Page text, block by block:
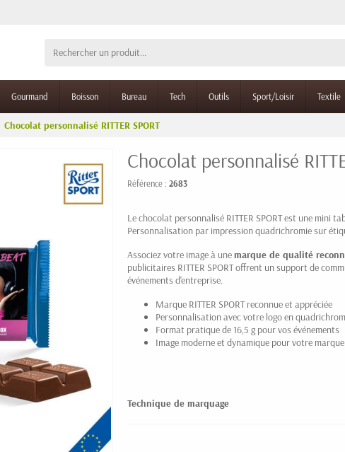
Gourmand Boisson Bureau Tech Outils Sport/Loisir Textile
Chocolat personnalisé RITTER SPORT
Chocolat personnalisé
Référence : 2683
Le chocolat personnalisé RITTER SPORT est une mini
Personnalisation par impression quadrichromie sur
Associez votre image à unemarque de qualité
publicitaires RITTER SPORT offrent un support de
événements d'entreprise.
Marque RITTER SPORT reconnue et appréciée
Personnalisation avec votre logo en
Format pratique de 16,5 g pour vos événements
Image moderne et dynamique pour votre marque
Technique de marquage